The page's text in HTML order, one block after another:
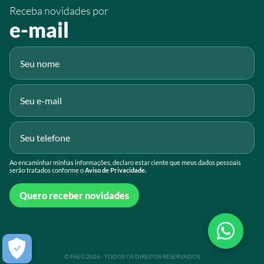
Receba novidades por
e-mail
Ao encaminhar minhas informações, declaro estar ciente que meus dados pessoais
serão tratados conforme oAviso de Privacidade.
Quero receber novidades
© FAEG 2026 - TODOS OS DIREITOS RESERVADOS